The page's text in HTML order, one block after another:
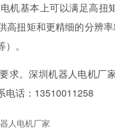
机基本上可以满足高
高扭矩和更精细的分辨
。
求。深圳机器人电机
电话：13510011258
人电机厂家